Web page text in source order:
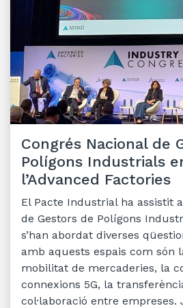
Congrés Nacional de
Polígons Industrials
l’Advanced Factories
El Pacte Industrial ha assistit
de Gestors de Polígons
s’han abordat diverses
amb aquests espais com són
mobilitat de mercaderies, la
connexions 5G, la
col·laboració entre empreses.